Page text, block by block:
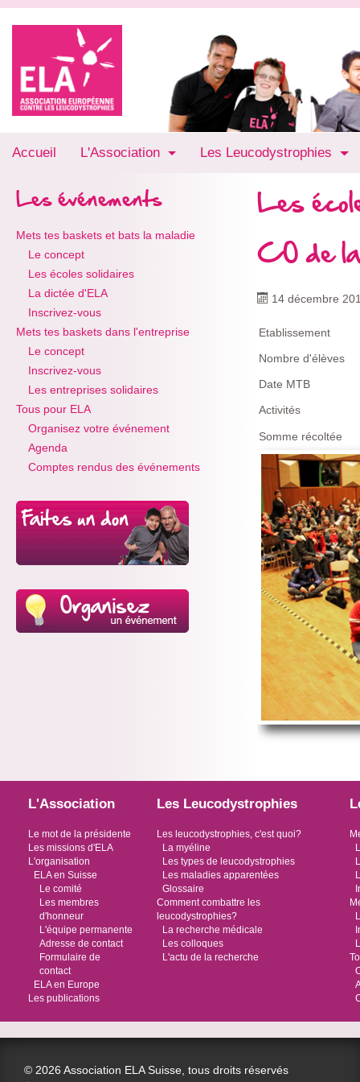
Accueil L'Association Les Leucodystrophies
Les événements
Mets tes baskets et bats la maladie
Le concept
Les écoles solidaires
La dictée d'ELA
Inscrivez-vous
Mets tes baskets dans l'entreprise
Le concept
Inscrivez-vous
Les entreprises solidaires
Tous pour ELA
Organisez votre événement
Agenda
Comptes rendus des événements
Les
CO de
14 décembre
Etablissement
Nombre d'élèves
Date MTB
Activités
Somme récoltée
L'Association
Le mot de la présidente
Les missions d'ELA
L'organisation
ELA en Suisse
Le comité
Les membres
d'honneur
L'équipe permanente
Adresse de contact
Formulaire de
contact
ELA en Europe
Les publications
Les Leucodystrophies
Les leucodystrophies, c'est quoi?
La myéline
Les types de leucodystrophies
Les maladies apparentées
Glossaire
Comment combattre les
leucodystrophies?
La recherche médicale
Les colloques
L'actu de la recherche
© 2026 Association ELA Suisse, tous droits réservés